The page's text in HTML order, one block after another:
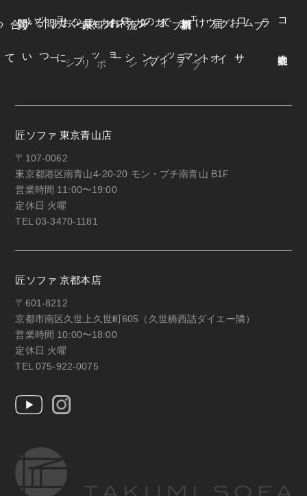
コラム
ブログ
お届けまでの流れ
ウェブカタログ
オンラインショップ お知らせ
サイトマップ
オンラインショップについて
匠ソファ 東京青山店
〒107-0062
東京都港区南青山4-20-20 モン・プチ南青山 B1F
営業時間 11:00〜19:00
定休日 火曜
TEL 03-3470-1181
匠ソファ 京都本店
〒601-8212
京都市南区久世上久世町605（久世橋西詰ダイエー隣）
営業時間 10:00〜18:00
定休日 火曜
TEL 075-922-0075